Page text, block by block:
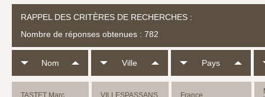
RAPPEL DES CRITÈRES DE RECHERCHES :
Nombre de réponses obtenues : 782
Nom Ville Pays
TASTET Marc VILLESPASSANS France